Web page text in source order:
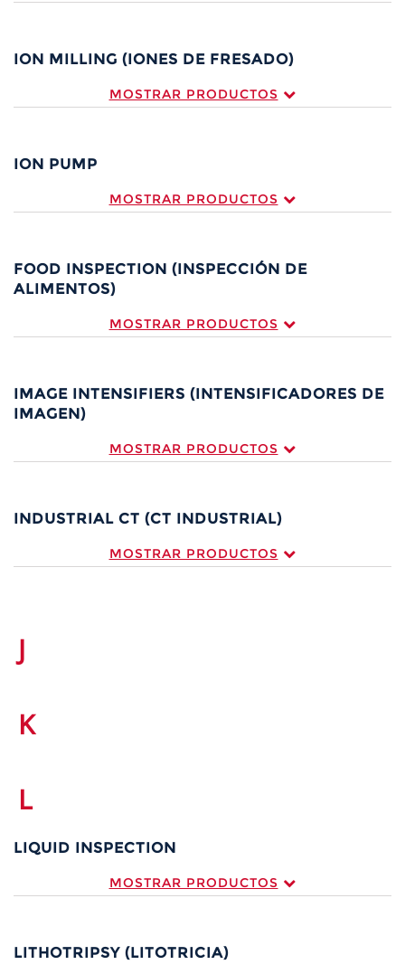
ION MILLING (IONES DE FRESADO)
MOSTRAR PRODUCTOS
ION PUMP
MOSTRAR PRODUCTOS
FOOD INSPECTION (INSPECCIÓN DE
ALIMENTOS)
MOSTRAR PRODUCTOS
IMAGE INTENSIFIERS (INTENSIFICADORES DE
IMAGEN)
MOSTRAR PRODUCTOS
INDUSTRIAL CT (CT INDUSTRIAL)
MOSTRAR PRODUCTOS
J
K
L
LIQUID INSPECTION
MOSTRAR PRODUCTOS
LITHOTRIPSY (LITOTRICIA)